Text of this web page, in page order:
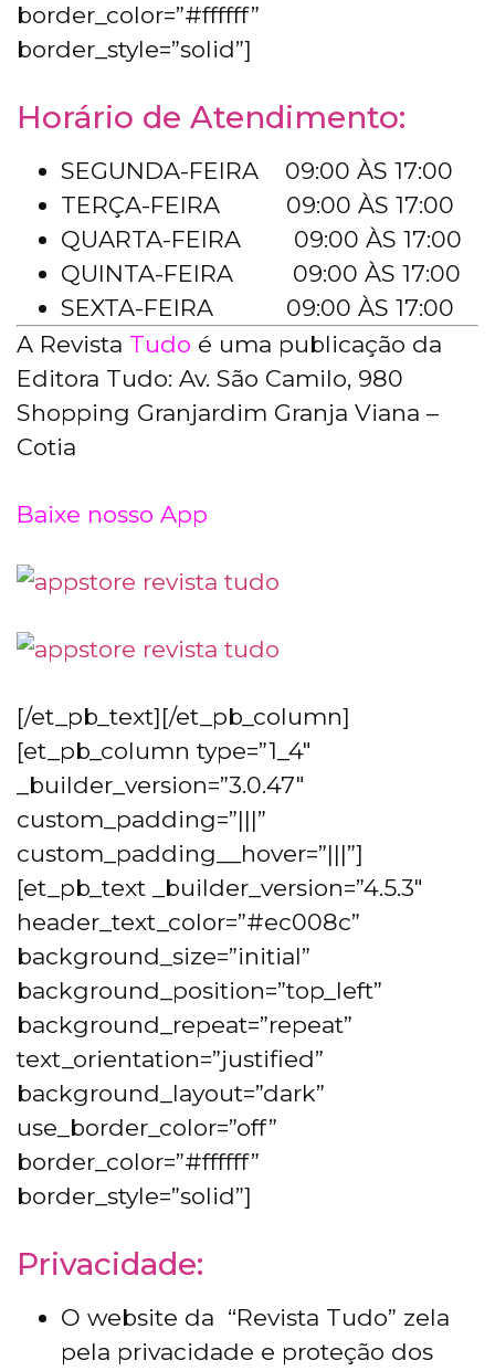
border_color=”#ffffff”
border_style=”solid”]
Horário de Atendimento:
SEGUNDA-FEIRA 09:00 ÀS 17:00
TERÇA-FEIRA 09:00 ÀS 17:00
QUARTA-FEIRA 09:00 ÀS 17:00
QUINTA-FEIRA 09:00 ÀS 17:00
SEXTA-FEIRA 09:00 ÀS 17:00
A Revista Tudo é uma publicação da
Editora Tudo: Av. São Camilo, 980
Shopping Granjardim Granja Viana –
Cotia
Baixe nosso App
[/et_pb_text][/et_pb_column]
[et_pb_column type=”1_4″
_builder_version=”3.0.47″
custom_padding=”|||”
custom_padding__hover=”|||”]
[et_pb_text _builder_version=”4.5.3″
header_text_color=”#ec008c”
background_size=”initial”
background_position=”top_left”
background_repeat=”repeat”
text_orientation=”justified”
background_layout=”dark”
use_border_color=”off”
border_color=”#ffffff”
border_style=”solid”]
Privacidade:
O website da “Revista Tudo” zela
pela privacidade e proteção dos